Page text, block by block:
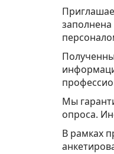
Мы
опроса.
В рамках